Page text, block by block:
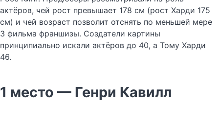
актёров, чей рост превышает 178 см (рост Харди 175
см) и чей возраст позволит отснять по меньшей мере
3 фильма франшизы. Создатели картины
принципиально искали актёров до 40, а Тому Харди
46.
1 место — Генри Кавилл